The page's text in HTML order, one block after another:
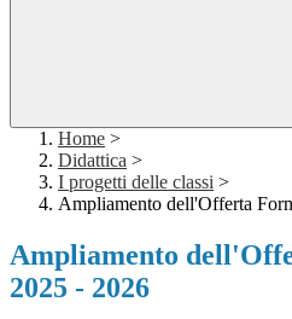
Home >
Didattica >
I progetti delle classi >
Ampliamento dell'Offerta
Ampliamento
2025 - 2026